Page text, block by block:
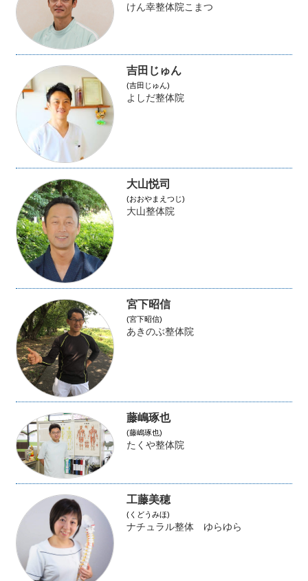
けん幸整体院こまつ
吉田じゅん
(吉田じゅん)
よしだ整体院
大山悦司
(おおやまえつじ)
大山整体院
宮下昭信
(宮下昭信)
あきのぶ整体院
藤嶋琢也
(藤嶋琢也)
たくや整体院
工藤美穂
(くどうみほ)
ナチュラル整体 ゆらゆら